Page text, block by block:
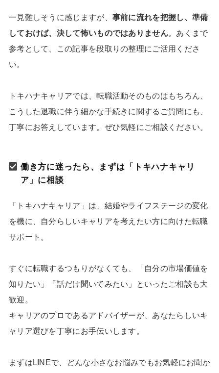
一見難しそうに感じますが、 事前に流れを把握し、準備
しておけば、決して怖いものではありません。あくまで
参考として、この記事を段取りの整理にご活用くださ
い。
トキハナキャリアでは、転職活動そのものはもちろん、
こうした退職に伴う細かな手続きに関するご質問にも、
丁寧にお答えしています。ぜひ気軽にご相談ください。
働き方に迷ったら、まずは「トキハナキャリ
ア」に相談
「トキハナキャリア」は、結婚やライフステージの変化
を機に、自分らしいキャリアを考えたい方に向けた転職
サポート。
すぐに転職するつもりがなくても、「自分の市場価値を
知りたい」「話だけ聞いてみたい」といったご相談も大
歓迎。
キャリアのプロであるアドバイザーが、あなたらしいキ
ャリア選びを丁寧にお手伝いします。
まずはLINEで、どんな小さなお悩みでもお気軽にお聞か